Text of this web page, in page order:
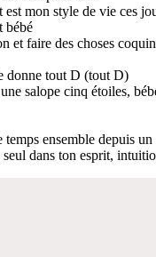
est mon style de vie ces
bébé
et faire des choses
donne tout D (tout D)
salope cinq étoiles,
temps ensemble depuis
seul dans ton esprit,